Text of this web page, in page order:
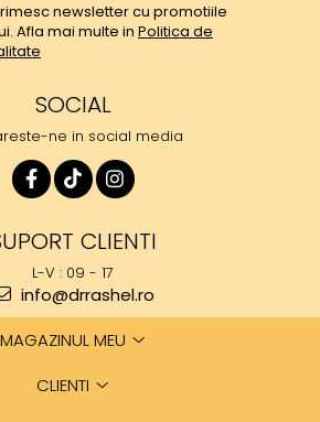
newsletter cu promotiile
Afla mai multe in Politica de
SOCIAL
ne in social media
CLIENTI
L-V : 09 - 17
info@drrashel.ro
MAGAZINUL MEU
CLIENTI